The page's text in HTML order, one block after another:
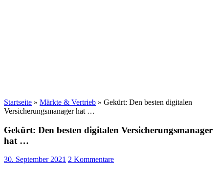
Startseite » Märkte & Vertrieb » Gekürt: Den besten digitalen
Versicherungsmanager hat …
Gekürt: Den besten digitalen Versicherungsmanager
hat …
30. September 2021 2 Kommentare